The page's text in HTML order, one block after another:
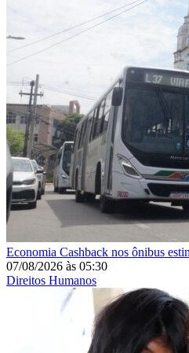
Economia Cashback nos ônibus
07/08/2026 às 05:30
Direitos Humanos